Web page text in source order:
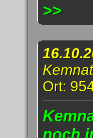
>>
Ort:
noch